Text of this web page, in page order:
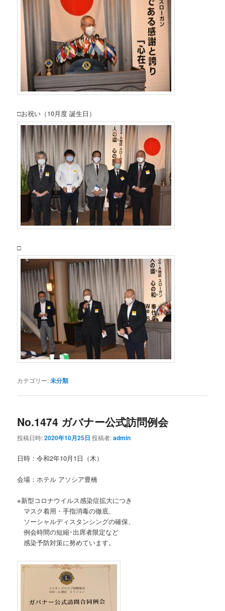
□お祝い（10月度 誕生日）
□
カテゴリー:未分類
No.1474 ガバナー公式訪問例会
投稿日時:2020年10月25日 投稿者:admin
日時：令和2年10月1日（木）
会場：ホテル アソシア豊橋
※新型コロナウイルス感染症拡大につき
マスク着用・手指消毒の徹底、
ソーシャルディスタンシングの確保、
例会時間の短縮･出席者限定など
感染予防対策に努めています。